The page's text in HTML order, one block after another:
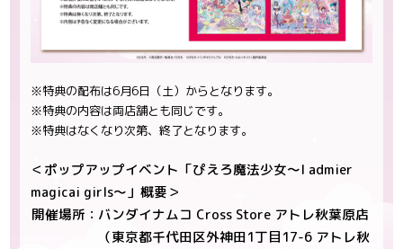
※特典の配布は6月6日（土）からとなります。
※特典の内容は両店舗とも同じです。
※特典はなくなり次第、終了となります。
＜ポップアップイベント「ぴえろ魔法少女～I admier
magicai girls～」概要＞
開催場所： バンダイナムコ Cross Store アトレ秋葉原店
（東京都千代田区外神田1丁目17-6 アトレ秋